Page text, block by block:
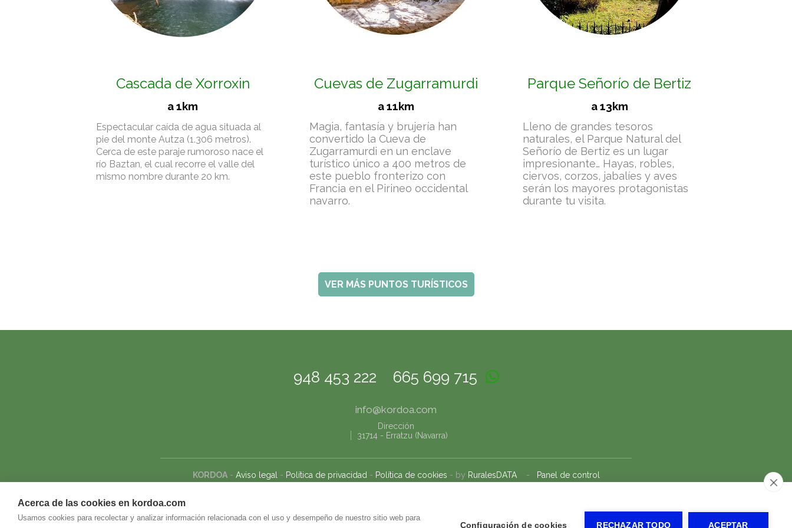
Acerca de las cookies en kordoa.com
Usamos cookies para recolectar y analizar información relacionada con el uso y desempeño de nuestro sitio web para
Configuración de cookies RECHAZAR TODO ACEPTAR
Cascada de Xorroxin
a 1km
Espectacular caída de agua situada al
pie del monte Autza (1.306 metros).
Cerca de este paraje rumoroso nace el
río Baztan, el cual recorre el valle del
mismo nombre durante 20 km.
Cuevas de Zugarramurdi
a 11km
Magia, fantasía y brujería han
convertido la Cueva de
Zugarramurdi en un enclave
turístico único a 400 metros de
este pueblo fronterizo con
Francia en el Pirineo occidental
navarro.
Parque Señorío de Bertiz
a 13km
Lleno de grandes tesoros
naturales, el Parque Natural del
Señorío de Bertiz es un lugar
impresionante… Hayas, robles,
ciervos, corzos, jabalíes y aves
serán los mayores protagonistas
durante tu visita.
VER MÁS PUNTOS TURÍSTICOS
948 453 222 665 699 715
info@kordoa.com
Dirección
31714- Erratzu (Navarra)
KORDOA- Aviso legal - Política de privacidad - Política de cookies - by RuralesDATA - Panel de control